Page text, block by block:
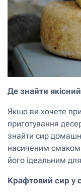
Де знайти
Якщо ви хочете
приготування
знайти сир
насиченим смаком
його ідеальним
Крафтовий сир у